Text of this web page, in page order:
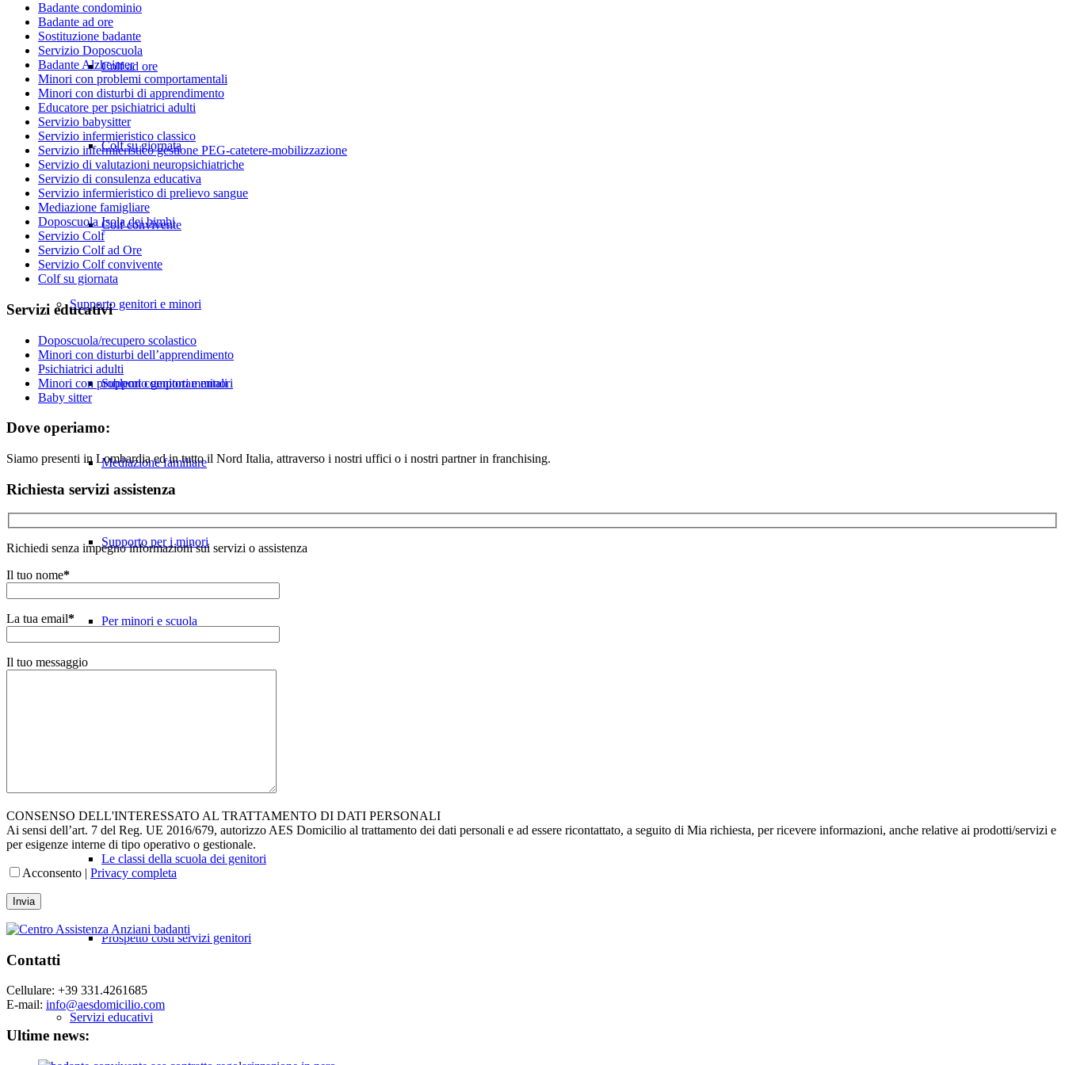
Colf ad ore
Colf su giornata
Colf convivente
Supporto genitori e minori
Supporto genitori e minori
Mediazione familiare
Supporto per i minori
Per minori e scuola
Le classi della scuola dei genitori
Prospetto costi servizi genitori
Servizi educativi
Badante condominio
Badante ad ore
Sostituzione badante
Servizio Doposcuola
Badante Alzheimer
Minori con problemi comportamentali
Minori con disturbi di apprendimento
Educatore per psichiatrici adulti
Servizio babysitter
Servizio infermieristico classico
Servizio infermieristico gestione PEG-catetere-mobilizzazione
Servizio di valutazioni neuropsichiatriche
Servizio di consulenza educativa
Servizio infermieristico di prelievo sangue
Mediazione famigliare
Doposcuola Isola dei bimbi
Servizio Colf
Servizio Colf ad Ore
Servizio Colf convivente
Colf su giornata
Servizi educativi
Doposcuola/recupero scolastico
Minori con disturbi dell’apprendimento
Psichiatrici adulti
Minori con problemi comportamentali
Baby sitter
Dove operiamo:
Siamo presenti in Lombardia ed in tutto il Nord Italia, attraverso i nostri uffici o i nostri partner in franchising.
Richiesta servizi assistenza
Richiedi senza impegno informazioni sui servizi o assistenza
Il tuo nome*
La tua email*
Il tuo messaggio
CONSENSO DELL'INTERESSATO AL TRATTAMENTO DI DATI PERSONALI
Ai sensi dell’art. 7 del Reg. UE 2016/679, autorizzo AES Domicilio al trattamento dei dati personali e ad essere ricontattato, a seguito di Mia richiesta, per ricevere informazioni, anche relative ai prodotti/servizi e
per esigenze interne di tipo operativo o gestionale.
Acconsento | Privacy completa
Contatti
Cellulare: +39 331.4261685
E-mail: info@aesdomicilio.com
Ultime news: